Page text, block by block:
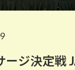
ージ決定戦